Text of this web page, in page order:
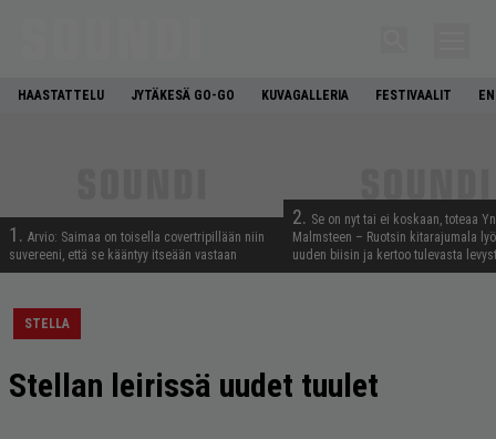
HAASTATTELU JYTÄKESÄ GO-GO KUVAGALLERIA FESTIVAALIT
1. Arvio: Saimaa on toisella covertripillään niin
suvereeni, että se kääntyy itseään vastaan
2. Se on nyt tai ei koskaan, toteaa
Malmsteen – Ruotsin kitarajumala
uuden biisin ja kertoo tulevasta
STELLA
Stellan leirissä uudet tuulet